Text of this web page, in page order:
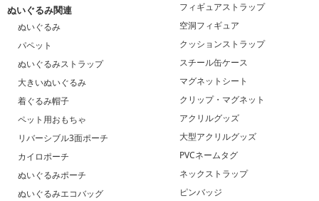
ぬいぐるみ関連
ぬいぐるみ
パペット
ぬいぐるみストラップ
大きいぬいぐるみ
着ぐるみ帽子
ペット用おもちゃ
リバーシブル3面ポーチ
カイロポーチ
ぬいぐるみポーチ
ぬいぐるみエコバッグ
フィギュアストラップ
空洞フィギュア
クッションストラップ
スチール缶ケース
マグネットシート
クリップ・マグネット
アクリルグッズ
大型アクリルグッズ
PVCネームタグ
ネックストラップ
ピンバッジ